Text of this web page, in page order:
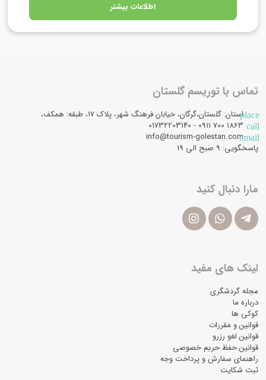
اطلاعات بیشتر
تماس با توریسم گلستان
placeاستان: گلستان،گرگان، خیابان فرهنگ شهر، پلاک 17، طبقه: همکف،
call
email
info@tourism-golestan.com
پاسخگویی: ۹ صبح الی 19
مارا دنبال کنید
لینک های مفید
مجله گردشگری
درباره ما
کوکی ها
قوانین و مقررات
قوانین لغو رزرو
قوانین حفظ حریم خصوصی
راهنمای سفارش و پرداخت وجه
ثبت شکایت